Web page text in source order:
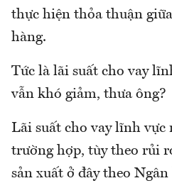
thực hiện thỏa thuận
hàng.
Tức là lãi suất cho vay
vẫn khó giảm, thưa ông?
Lãi suất cho vay lĩnh vực
trường hợp, tùy theo rủi
sản xuất ở đây theo